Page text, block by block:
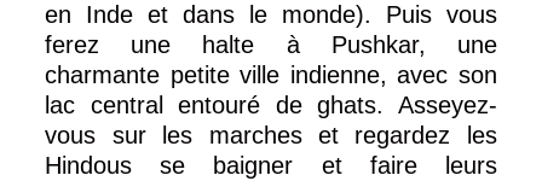
en Inde et dans le monde). Puis vous
ferez une halte à Pushkar, une
charmante petite ville indienne, avec son
lac central entouré de ghats. Asseyez-
vous sur les marches et regardez les
Hindous se baigner et faire leurs